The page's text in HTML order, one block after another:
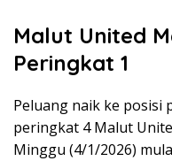
Malut United
Peringkat 1
Peluang naik ke posisi
peringkat 4 Malut
Minggu (4/1/2026)